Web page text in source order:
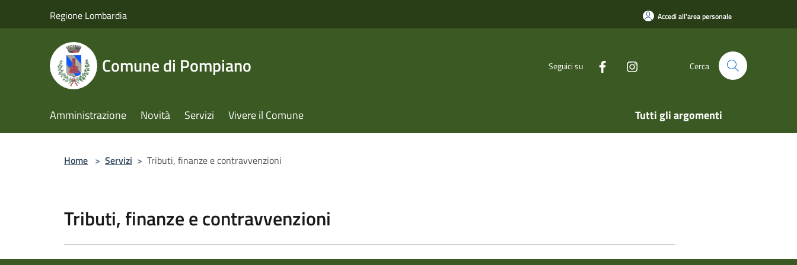
Regione Lombardia Accedi all'area personale
Comune di Pompiano Seguici su Cerca
Amministrazione Novità Servizi Vivere il Comune Tutti gli argomenti
Home > Servizi > Tributi, finanze e contravvenzioni
Tributi, finanze e contravvenzioni